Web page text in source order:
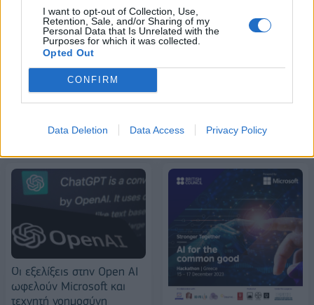
I want to opt-out of Collection, Use,
Retention, Sale, and/or Sharing of my
Personal Data that Is Unrelated with the
Purposes for which it was collected.
Opted Out
CONFIRM
Data Deletion Data Access Privacy Policy
Alpha Bank: Για πρώτη φορά το Αρχαίο Θέατρο Επιδαύρου άνοιξε τις
πύλες του σε όλους
ΠΕΡΙΣΣΌΤΕΡΑ ΣΕ ΑΥΤΉ ΤΗΝ ΚΑΤΗΓΟΡΊΑ
Οι εξελίξεις στην Open AI
ωφελούν Microsoft και
τεχνητή νοημοσύνη